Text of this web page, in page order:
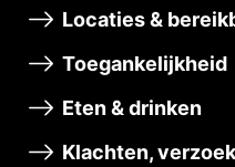
Locaties &
Toegankelijkheid
Eten & drinken
Klachten,